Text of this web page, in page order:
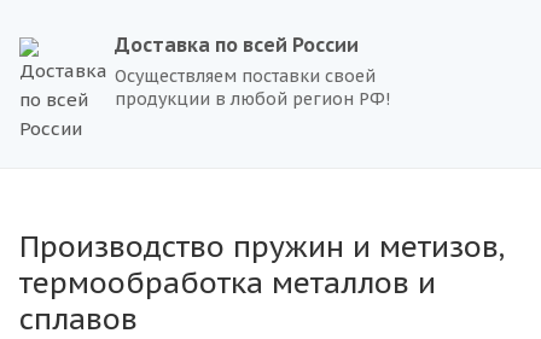
Доставка по всей России
Осуществляем поставки своей
продукции в любой регион РФ!
Производство пружин и метизов,
термообработка металлов и
сплавов